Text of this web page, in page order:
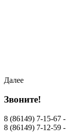
Далее
Звоните!
8 (86149) 7-15-67 -
8 (86149) 7-12-59 -